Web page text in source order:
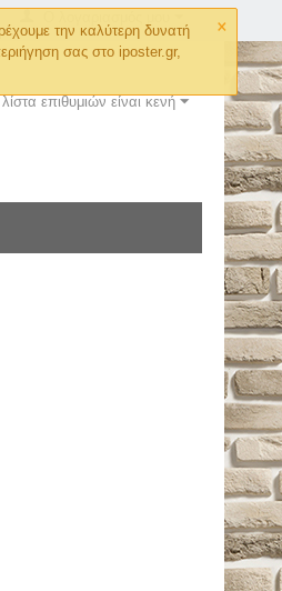
×
την καλύτερη δυνατή
σας στο iposter.gr,
επιθυμιών είναι κενή